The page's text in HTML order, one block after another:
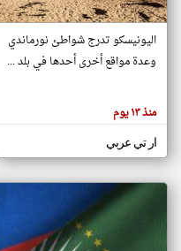
هنا عن
وجهة
كاتبيها.
اليونيسكو تدرج شواطئ نورماندي
وعدة مواقع أخرى أحدها في بلد ...
منذ ١٣ يوم
ار تي عربي